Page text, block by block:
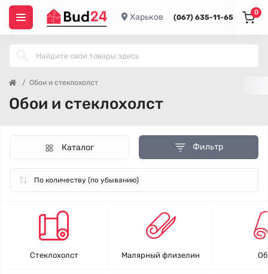
Харьков (067) 635-11-65
0
Обои и стеклохолст
Обои и стеклохолст
Фильтр
Каталог
Стеклохолст Малярный флизелин